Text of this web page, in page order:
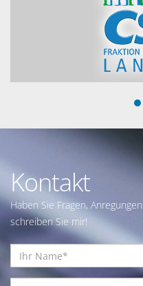
Kontakt
Haben Sie Fragen,
schreiben Sie mir!